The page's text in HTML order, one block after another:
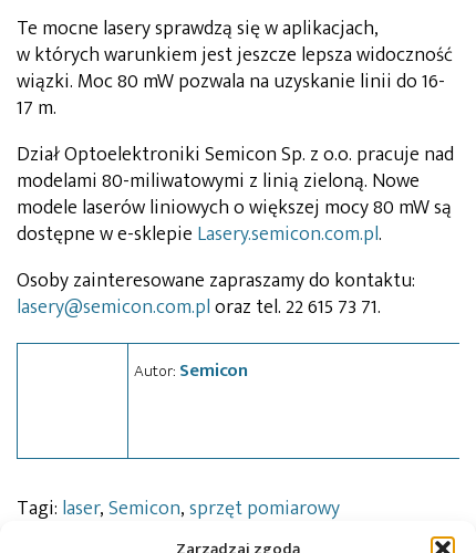
Te mocne lasery sprawdzą się w aplikacjach,
w których warunkiem jest jeszcze lepsza widoczność
wiązki. Moc 80 mW pozwala na uzyskanie linii do 16-
17 m.
Dział Optoelektroniki Semicon Sp. z o.o. pracuje nad
modelami 80-miliwatowymi z linią zieloną. Nowe
modele laserów liniowych o większej mocy 80 mW są
dostępne w e-sklepie Lasery.semicon.com.pl.
Osoby zainteresowane zapraszamy do kontaktu:
lasery@semicon.com.ploraz tel. 22 615 73 71.
Autor: Semicon
Tagi: laser,Semicon,sprzęt pomiarowy